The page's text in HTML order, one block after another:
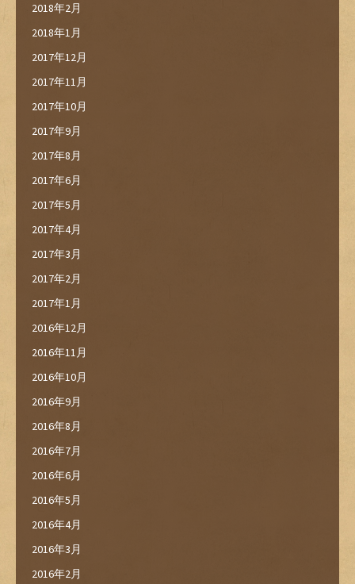
2018年2月
2018年1月
2017年12月
2017年11月
2017年10月
2017年9月
2017年8月
2017年6月
2017年5月
2017年4月
2017年3月
2017年2月
2017年1月
2016年12月
2016年11月
2016年10月
2016年9月
2016年8月
2016年7月
2016年6月
2016年5月
2016年4月
2016年3月
2016年2月